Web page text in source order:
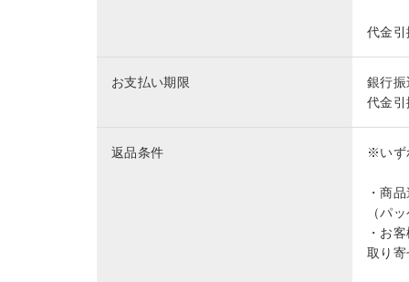
代金
お支払い期限
銀行
代金
返品条件 ※いず
・商
（パ
・お
取り